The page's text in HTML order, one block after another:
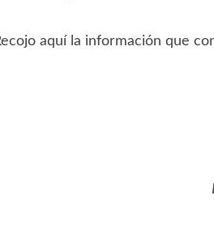
aquí la información que